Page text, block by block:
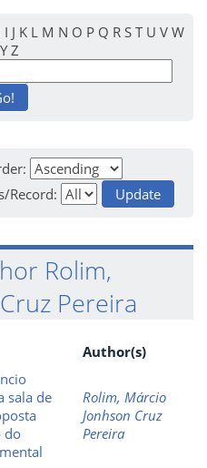
I J K L M N O P Q R S T U V W
Y Z
Record:
Rolim,
Pereira
Author(s)
sala de
do
Rolim, Márcio
Jonhson Cruz
Pereira